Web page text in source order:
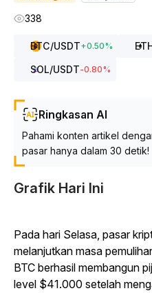
338
BTC/USDT+0.50%
SOL/USDT-0.80%
Ringkasan AI
Pahami konten artikel
pasar hanya dalam 30 detik!
Grafik Hari Ini
Pada hari Selasa, pasar
melanjutkan masa
BTC berhasil membangun
level $41.000 setelah